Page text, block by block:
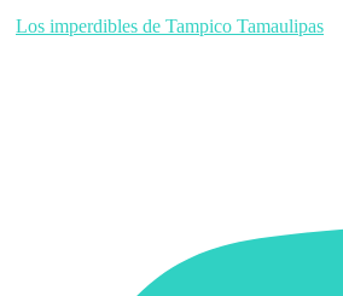
Los imperdibles de Tampico Tamaulipas